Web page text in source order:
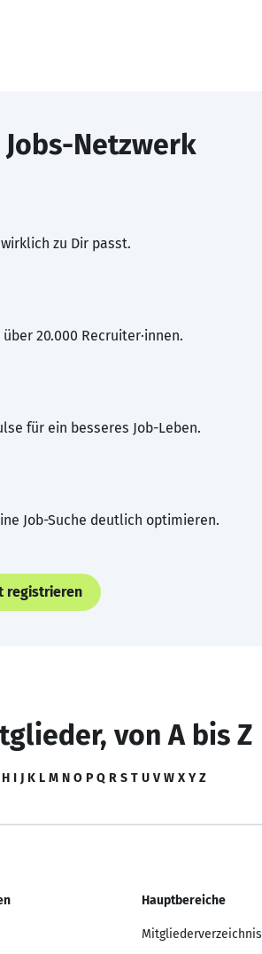
Jobs-Netzwerk
zu Dir passt.
20.000 Recruiter·innen.
für ein besseres Job-Leben.
Job-Suche deutlich optimieren.
registrieren
von A bis Z
H I J K L M N O P Q R S T U V W X Y Z
Hauptbereiche
Mitgliederverzeichnis